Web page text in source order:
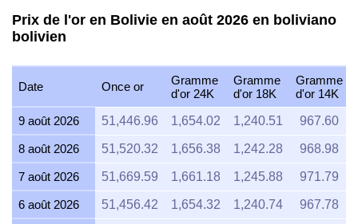
Prix de l'or en Bolivie en août 2026 en boliviano
bolivien
Date Once or
Gramme
d'or 24K
Gramme
d'or 18K
Gramme
d'or 14K
9 août 2026
51,446.96 1,654.02 1,240.51 967.60
8 août 2026 51,520.32 1,656.38 1,242.28 968.98
7 août 2026 51,669.59 1,661.18 1,245.88 971.79
6 août 2026 51,456.42 1,654.32 1,240.74 967.78